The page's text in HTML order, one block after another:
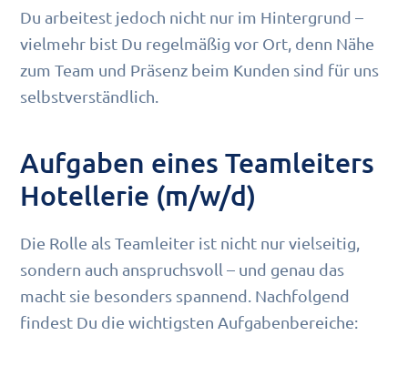
Du arbeitest jedoch nicht nur im Hintergrund –
vielmehr bist Du regelmäßig vor Ort, denn Nähe
zum Team und Präsenz beim Kunden sind für uns
selbstverständlich.
Aufgaben eines Teamleiters
Hotellerie (m/w/d)
Die Rolle als Teamleiter ist nicht nur vielseitig,
sondern auch anspruchsvoll – und genau das
macht sie besonders spannend. Nachfolgend
findest Du die wichtigsten Aufgabenbereiche: